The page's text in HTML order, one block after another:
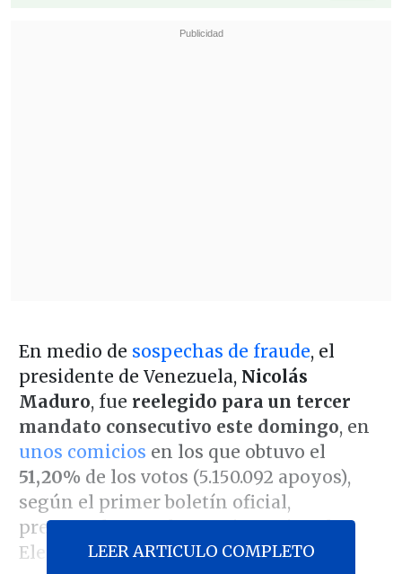
En medio de sospechas de fraude, el
presidente de Venezuela, Nicolás
Maduro, fue reelegido para un tercer
mandato consecutivo este domingo, en
unos comicios en los que obtuvo el
51,20% de los votos (5.150.092 apoyos),
según el primer boletín oficial,
presentado por el Consejo Nacional
Electoral (CNE).LEER ARTICULO COMPLETO